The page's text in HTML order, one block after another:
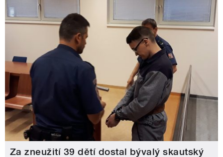
Za zneužití 39 dětí dostal bývalý skautský